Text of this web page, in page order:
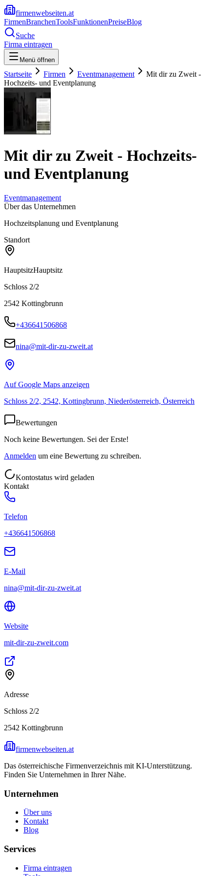
firmenwebseiten.at
FirmenBranchenToolsFunktionenPreiseBlog
Suche
Firma eintragen
Menü öffnen
Startseite Firmen Eventmanagement
Mit dir zu Zweit -
Hochzeits- und Eventplanung
Mit dir zu Zweit - Hochzeits-
und Eventplanung
Eventmanagement
Über das Unternehmen
Hochzeitsplanung und Eventplanung
Standort
HauptsitzHauptsitz
Schloss 2/2
2542 Kottingbrunn
+436641506868
nina@mit-dir-zu-zweit.at
Auf Google Maps anzeigen
Schloss 2/2, 2542, Kottingbrunn, Niederösterreich, Österreich
Bewertungen
Noch keine Bewertungen. Sei der Erste!
Anmelden um eine Bewertung zu schreiben.
Kontostatus wird geladen
Kontakt
Telefon
+436641506868
E-Mail
nina@mit-dir-zu-zweit.at
Website
mit-dir-zu-zweit.com
Adresse
Schloss 2/2
2542 Kottingbrunn
firmenwebseiten.at
Das österreichische Firmenverzeichnis mit KI-Unterstützung.
Finden Sie Unternehmen in Ihrer Nähe.
Unternehmen
Über uns
Kontakt
Blog
Services
Firma eintragen